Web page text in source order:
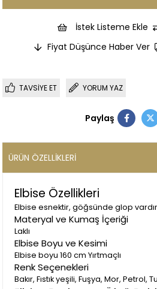
İstek Listeme Ekle
Fiyat Düşünce Haber Ver
TAVSIYE ET YORUM YAZ
Paylaş
ÜRÜN ÖZELLIKLERI
Elbise Özellikleri
Elbise esnektir, göğsünde glop
Materyal ve Kumaş İçeriği
Laklı
Elbise Boyu ve Kesimi
Elbise boyu 160 cm Yırtmaçlı
Renk Seçenekleri
Bakır, Fıstık yeşili, Fuşya, Mor, Petrol,